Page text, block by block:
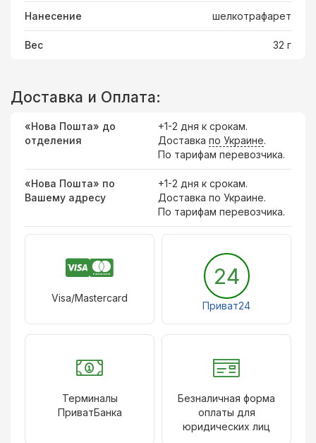
Нанесение шелкотрафарет
Вес 32 г
Доставка и Оплата:
«Нова Пошта» до
отделения
+1-2 дня к срокам.
Доставка по Украине.
По тарифам перевозчика.
«Нова Пошта» по
Вашему адресу
+1-2 дня к срокам.
Доставка по Украине.
По тарифам перевозчика.
Visa/Mastercard
24
Приват24
Терминалы
ПриватБанка
Безналичная форма
оплаты для
юридических лиц